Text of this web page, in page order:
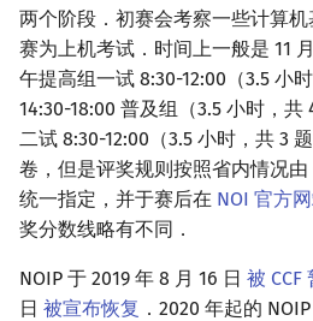
两个阶段．初赛会考察一些计算
赛为上机考试．时间上一般是 11
午提高组一试 8:30-12:00（3.5 小
14:30-18:00 普及组（3.5 小时，
二试 8:30-12:00（3.5 小时，共 3
卷，但是评奖规则按照省内情况由
统一指定，并于赛后在 NOI 官方
奖分数线略有不同．
NOIP 于 2019 年 8 月 16 日 被 CCF
日 被宣布恢复 ．2020 年起的